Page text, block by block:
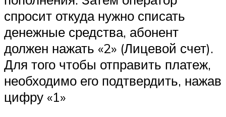
спросит откуда нужно списать
денежные средства, абонент
должен нажать «2» (Лицевой счет).
Для того чтобы отправить платеж,
необходимо его подтвердить, нажав
цифру «1»